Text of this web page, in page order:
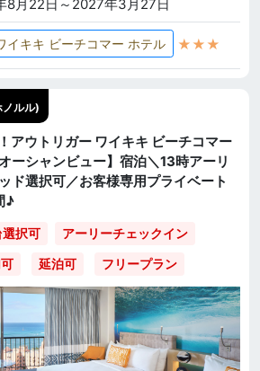
8月22日～2027年3月27日
イキキ ビーチコマー ホテル ★★★
ルル)
アウトリガー ワイキキ ビーチコマー
ーシャンビュー】宿泊＼13時アーリ
選択可／お客様専用プライベート
♪
択可
アーリーチェックイン
延泊可 フリープラン